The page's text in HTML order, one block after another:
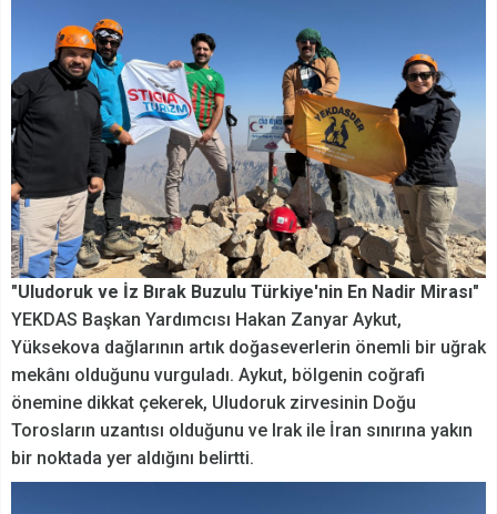
"Uludoruk ve İz Bırak Buzulu Türkiye'nin En Nadir Mirası"
YEKDAS Başkan Yardımcısı Hakan Zanyar Aykut,
Yüksekova dağlarının artık doğaseverlerin önemli bir uğrak
mekânı olduğunu vurguladı. Aykut, bölgenin coğrafi
önemine dikkat çekerek, Uludoruk zirvesinin Doğu
Torosların uzantısı olduğunu ve Irak ile İran sınırına yakın
bir noktada yer aldığını belirtti.